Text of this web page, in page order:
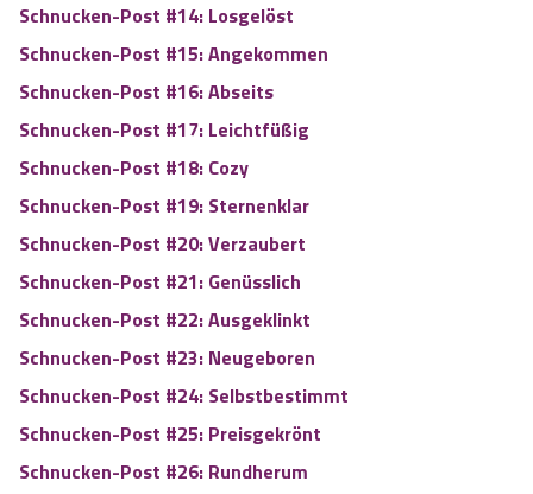
Schnucken-Post #14: Losgelöst
Schnucken-Post #15: Angekommen
Schnucken-Post #16: Abseits
Schnucken-Post #17: Leichtfüßig
Schnucken-Post #18: Cozy
Schnucken-Post #19: Sternenklar
Schnucken-Post #20: Verzaubert
Schnucken-Post #21: Genüsslich
Schnucken-Post #22: Ausgeklinkt
Schnucken-Post #23: Neugeboren
Schnucken-Post #24: Selbstbestimmt
Schnucken-Post #25: Preisgekrönt
Schnucken-Post #26: Rundherum